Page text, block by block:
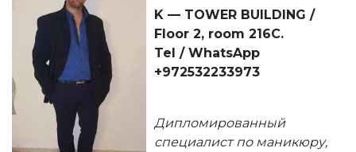
K — TOWER BUILDING /
Floor 2, room 216C.
Tel / WhatsApp
+972532233973
Дипломированный
специалист по маникюру,